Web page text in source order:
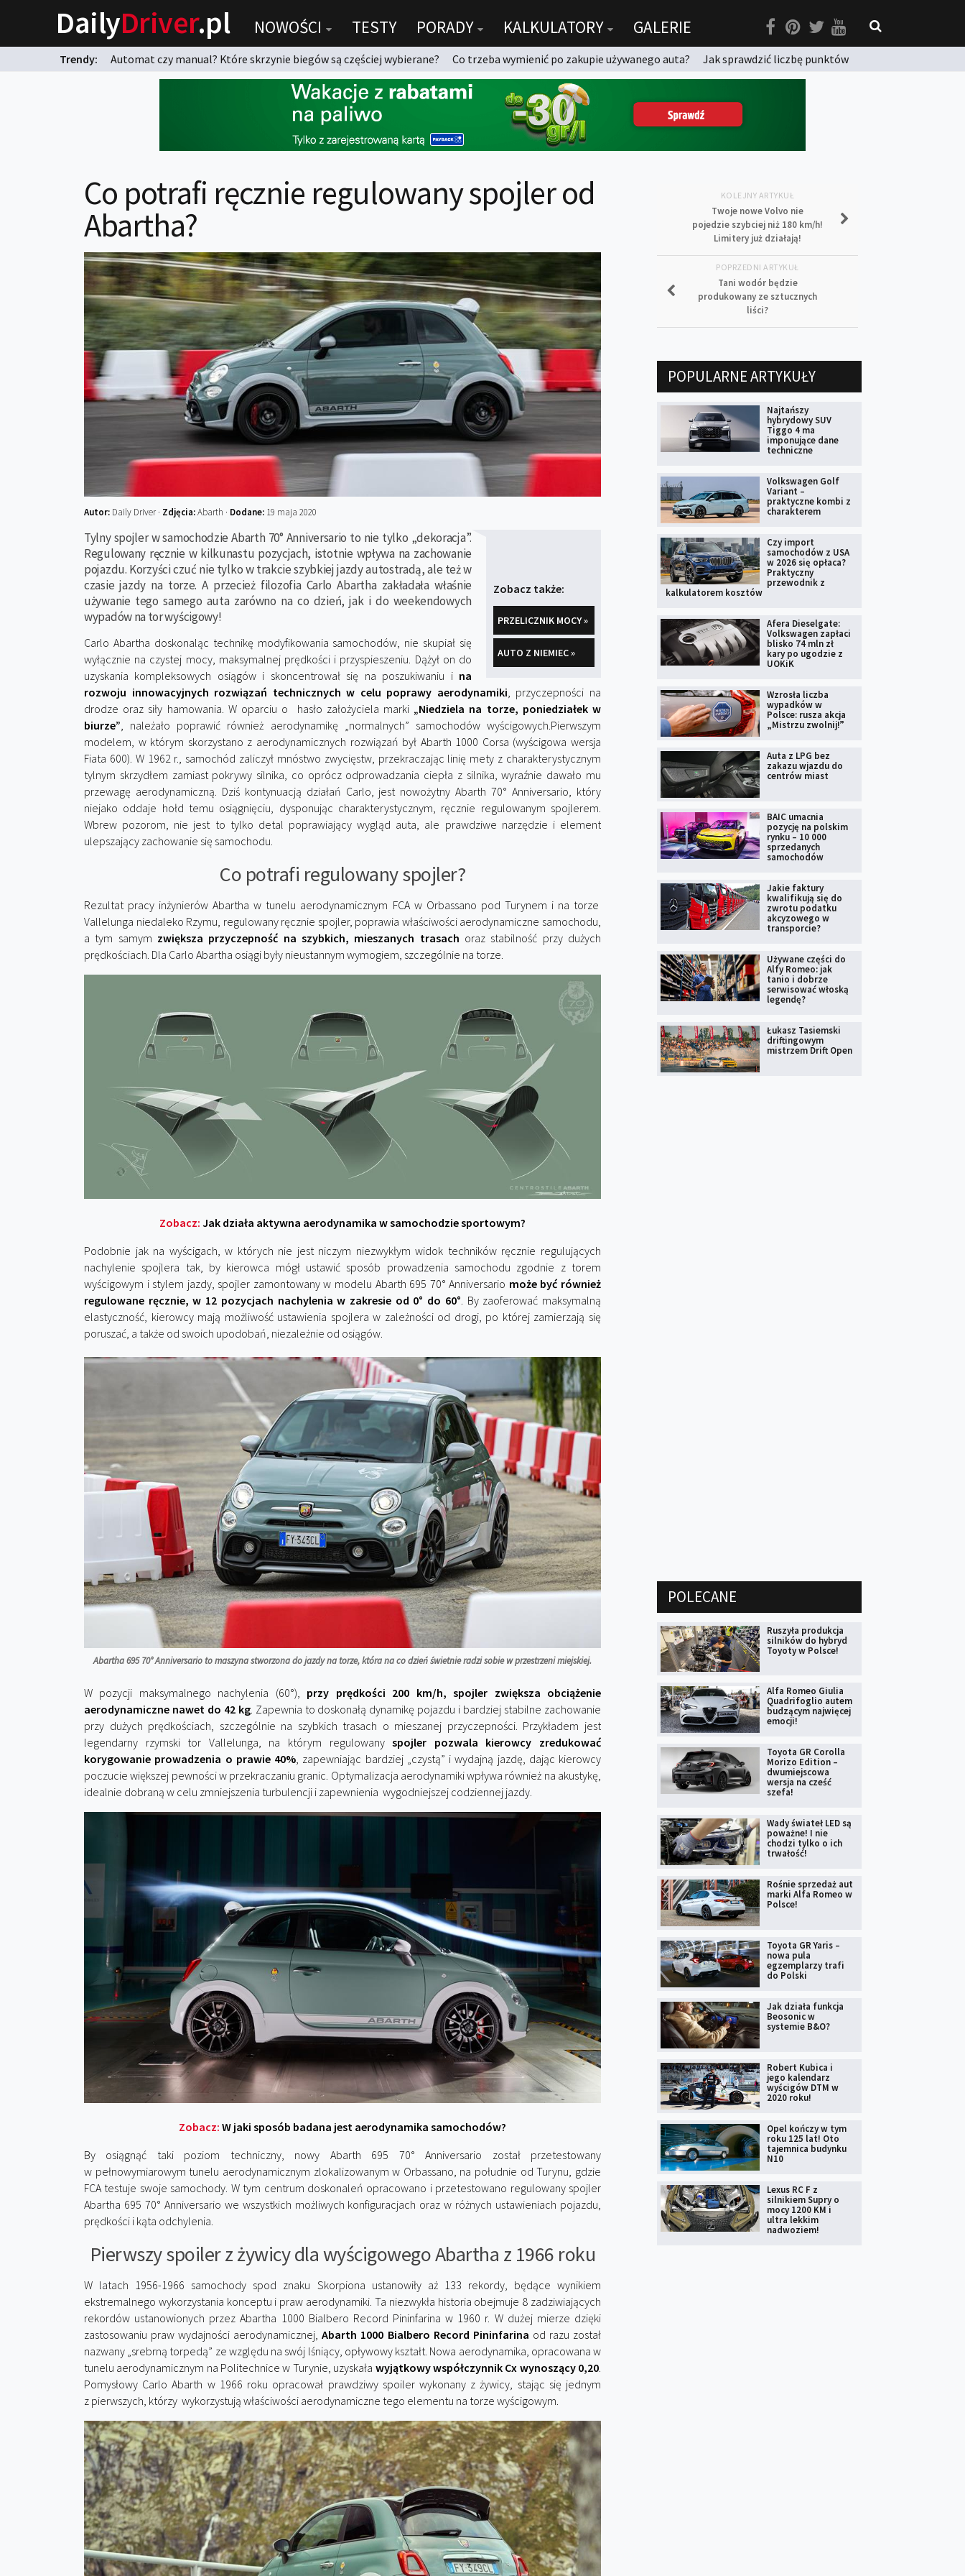
DailyDriver.pl NOWOŚCI TESTY PORADY KALKULATORY GALERIE
Trendy: Automat czy manual? Które skrzynie biegów są częściej wybierane? Co trzeba wymienić po zakupie używanego auta?
Jak sprawdzić liczbę punktów
Co potrafi ręcznie regulowany spojler od
Abartha?
Autor: Daily Driver · Zdjęcia:Abarth · Dodane: 19 maja 2020
Zobacz także:
PRZELICZNIK MOCY »
AUTO Z NIEMIEC »
Tylny spojler w samochodzie Abarth 70° Anniversario to nie tylko „dekoracja”.
Regulowany ręcznie w kilkunastu pozycjach, istotnie wpływa na zachowanie
pojazdu. Korzyści czuć nie tylko w trakcie szybkiej jazdy autostradą, ale też w
czasie jazdy na torze. A przecież filozofia Carlo Abartha zakładała właśnie
używanie tego samego auta zarówno na co dzień, jak i do weekendowych
wypadów na tor wyścigowy!
Carlo Abartha doskonaląc technikę modyfikowania samochodów, nie skupiał się
wyłącznie na czystej mocy, maksymalnej prędkości i przyspieszeniu. Dążył on do
uzyskania kompleksowych osiągów i skoncentrował się na poszukiwaniu i na
rozwoju innowacyjnych rozwiązań technicznych w celu poprawy aerodynamiki, przyczepności na
drodze oraz siły hamowania. W oparciu o hasło założyciela marki„Niedziela na torze, poniedziałek w
biurze”, należało poprawić również aerodynamikę „normalnych” samochodów wyścigowych.Pierwszym
modelem, w którym skorzystano z aerodynamicznych rozwiązań był Abarth 1000 Corsa (wyścigowa wersja
Fiata 600). W 1962 r., samochód zaliczył mnóstwo zwycięstw, przekraczając linię mety z charakterystycznym
tylnym skrzydłem zamiast pokrywy silnika, co oprócz odprowadzania ciepła z silnika, wyraźnie dawało mu
przewagę aerodynamiczną. Dziś kontynuacją działań Carlo, jest nowożytny Abarth 70° Anniversario, który
niejako oddaje hołd temu osiągnięciu, dysponując charakterystycznym, ręcznie regulowanym spojlerem.
Wbrew pozorom, nie jest to tylko detal poprawiający wygląd auta, ale prawdziwe narzędzie i element
ulepszający zachowanie się samochodu.
Co potrafi regulowany spojler?
Rezultat pracy inżynierów Abartha w tunelu aerodynamicznym FCA w Orbassano pod Turynem i na torze
Vallelunga niedaleko Rzymu, regulowany ręcznie spojler, poprawia właściwości aerodynamiczne samochodu,
a tym samym zwiększa przyczepność na szybkich, mieszanych trasach oraz stabilność przy dużych
prędkościach. Dla Carlo Abartha osiągi były nieustannym wymogiem, szczególnie na torze.
Zobacz: Jak działa aktywna aerodynamika w samochodzie sportowym?
Podobnie jak na wyścigach, w których nie jest niczym niezwykłym widok techników ręcznie regulujących
nachylenie spojlera tak, by kierowca mógł ustawić sposób prowadzenia samochodu zgodnie z torem
wyścigowym i stylem jazdy, spojler zamontowany w modelu Abarth 695 70° Anniversario może być również
regulowane ręcznie, w 12 pozycjach nachylenia w zakresie od 0° do 60°. By zaoferować maksymalną
elastyczność, kierowcy mają możliwość ustawienia spojlera w zależności od drogi, po której zamierzają się
poruszać, a także od swoich upodobań, niezależnie od osiągów.
Abartha 695 70° Anniversario to maszyna stworzona do jazdy na torze, która na co dzień świetnie radzi sobie w przestrzeni miejskiej.
W pozycji maksymalnego nachylenia (60°), przy prędkości 200 km/h, spojler zwiększa obciążenie
aerodynamiczne nawet do 42 kg. Zapewnia to doskonałą dynamikę pojazdu i bardziej stabilne zachowanie
przy dużych prędkościach, szczególnie na szybkich trasach o mieszanej przyczepności. Przykładem jest
legendarny rzymski tor Vallelunga, na którym regulowanyspojler pozwala kierowcy zredukować
korygowanie prowadzenia o prawie 40%, zapewniając bardziej „czystą” i wydajną jazdę, dając kierowcy
poczucie większej pewności w przekraczaniu granic. Optymalizacja aerodynamiki wpływa również na akustykę,
idealnie dobraną w celu zmniejszenia turbulencji i zapewnienia wygodniejszej codziennej jazdy.
Zobacz: W jaki sposób badana jest aerodynamika samochodów?
By osiągnąć taki poziom techniczny, nowy Abarth 695 70° Anniversario został przetestowany
w pełnowymiarowym tunelu aerodynamicznym zlokalizowanym w Orbassano, na południe od Turynu, gdzie
FCA testuje swoje samochody. W tym centrum doskonaleń opracowano i przetestowano regulowany spojler
Abartha 695 70° Anniversario we wszystkich możliwych konfiguracjach oraz w różnych ustawieniach pojazdu,
prędkości i kąta odchylenia.
Pierwszy spoiler z żywicy dla wyścigowego Abartha z 1966 roku
W latach 1956-1966 samochody spod znaku Skorpiona ustanowiły aż 133 rekordy, będące wynikiem
ekstremalnego wykorzystania konceptu i praw aerodynamiki. Ta niezwykła historia obejmuje 8 zadziwiających
rekordów ustanowionych przez Abartha 1000 Bialbero Record Pininfarina w 1960 r. W dużej mierze dzięki
zastosowaniu praw wydajności aerodynamicznej,Abarth 1000 Bialbero Record Pininfarina od razu został
nazwany „srebrną torpedą” ze względu na swój lśniący, opływowy kształt. Nowa aerodynamika, opracowana w
tunelu aerodynamicznym na Politechnice w Turynie, uzyskała wyjątkowy współczynnik Cx wynoszący 0,20.
Pomysłowy Carlo Abarth w 1966 roku opracował prawdziwy spoiler wykonany z żywicy, stając się jednym
z pierwszych, którzy wykorzystują właściwości aerodynamiczne tego elementu na torze wyścigowym.
KOLEJNY ARTYKUŁ
Twoje nowe Volvo nie
pojedzie szybciej niż 180 km/h!
Limitery już działają!
POPRZEDNI ARTYKUŁ
Tani wodór będzie
produkowany ze sztucznych
liści?
POPULARNE ARTYKUŁY
Najtańszy
hybrydowy SUV
Tiggo 4 ma
imponujące dane
techniczne
Volkswagen Golf
Variant –
praktyczne kombi z
charakterem
Czy import
samochodów z USA
w 2026 się opłaca?
Praktyczny
przewodnik z
kalkulatorem kosztów
Afera Dieselgate:
Volkswagen zapłaci
blisko 74 mln zł
kary po ugodzie z
UOKiK
Wzrosła liczba
wypadków w
Polsce: rusza akcja
„Mistrzu zwolnij!”
Auta z LPG bez
zakazu wjazdu do
centrów miast
BAIC umacnia
pozycję na polskim
rynku – 10 000
sprzedanych
samochodów
Jakie faktury
kwalifikują się do
zwrotu podatku
akcyzowego w
transporcie?
Używane części do
Alfy Romeo: jak
tanio i dobrze
serwisować włoską
legendę?
Łukasz Tasiemski
driftingowym
mistrzem Drift Open
POLECANE
Ruszyła produkcja
silników do hybryd
Toyoty w Polsce!
Alfa Romeo Giulia
Quadrifoglio autem
budzącym najwięcej
emocji!
Toyota GR Corolla
Morizo Edition –
dwumiejscowa
wersja na cześć
szefa!
Wady świateł LED są
poważne! I nie
chodzi tylko o ich
trwałość!
Rośnie sprzedaż aut
marki Alfa Romeo w
Polsce!
Toyota GR Yaris –
nowa pula
egzemplarzy trafi
do Polski
Jak działa funkcja
Beosonic w
systemie B&O?
Robert Kubica i
jego kalendarz
wyścigów DTM w
2020 roku!
Opel kończy w tym
roku 125 lat! Oto
tajemnica budynku
N10
Lexus RC F z
silnikiem Supry o
mocy 1200 KM i
ultra lekkim
nadwoziem!